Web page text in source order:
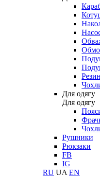
Для одягу
Для одягу
Рушники
Рюкзаки
FB
IG
RU UA EN